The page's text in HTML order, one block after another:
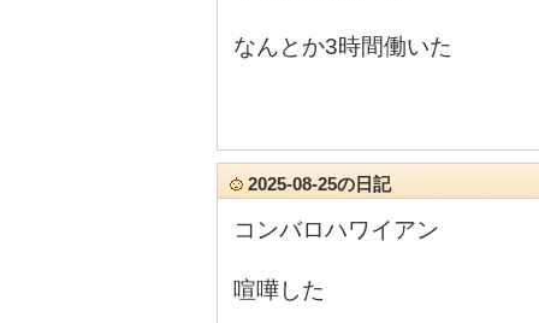
なんとか3時間働いた
2025-08-25の日記
コンバロハワイアン
喧嘩した